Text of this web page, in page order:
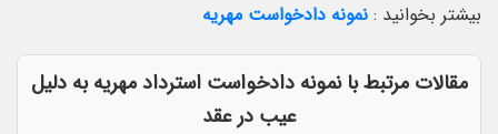
بیشتر بخوانید : نمونه دادخواست مهریه
مقالات مرتبط با نمونه دادخواست استرداد مهریه به دلیل
عیب در عقد